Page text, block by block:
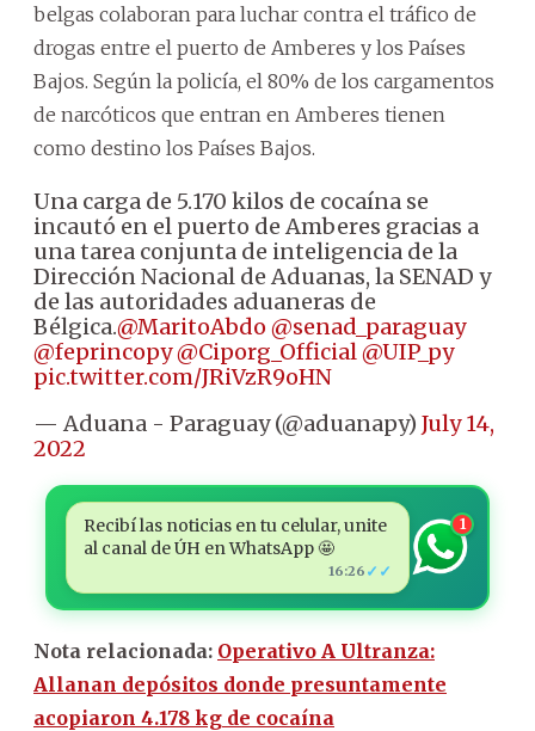
belgas colaboran para luchar contra el tráfico de
drogas entre el puerto de Amberes y los Países
Bajos. Según la policía, el 80% de los cargamentos
de narcóticos que entran en Amberes tienen
como destino los Países Bajos.
Una carga de 5.170 kilos de cocaína se
incautó en el puerto de Amberes gracias a
una tarea conjunta de inteligencia de la
Dirección Nacional de Aduanas, la SENAD y
de las autoridades aduaneras de
Bélgica.@MaritoAbdo @senad_paraguay
@feprincopy@Ciporg_Official@UIP_py
pic.twitter.com/JRiVzR9oHN
— Aduana - Paraguay (@aduanapy) July 14,
2022
Recibí las noticias en tu celular, unite
al canal de ÚH en WhatsApp 🤩
16:26 ✓✓
1
Nota relacionada: Operativo A Ultranza:
Allanan depósitos donde presuntamente
acopiaron 4.178 kg de cocaína